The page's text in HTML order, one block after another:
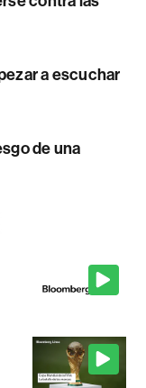
a escuchar
de una